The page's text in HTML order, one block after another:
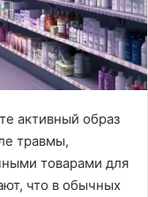
активный образ
травмы,
товарами для
что в обычных